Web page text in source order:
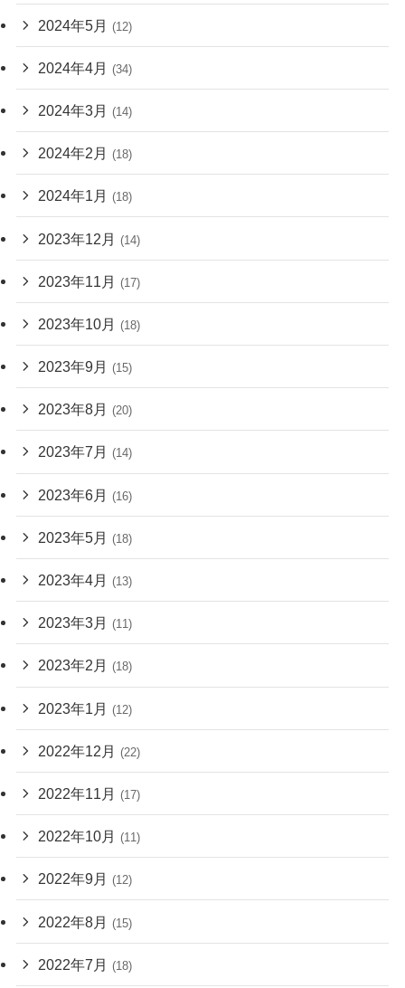
2024年5月 (12)
2024年4月 (34)
2024年3月 (14)
2024年2月 (18)
2024年1月 (18)
2023年12月 (14)
2023年11月 (17)
2023年10月 (18)
2023年9月 (15)
2023年8月 (20)
2023年7月 (14)
2023年6月 (16)
2023年5月 (18)
2023年4月 (13)
2023年3月 (11)
2023年2月 (18)
2023年1月 (12)
2022年12月 (22)
2022年11月 (17)
2022年10月 (11)
2022年9月 (12)
2022年8月 (15)
2022年7月 (18)